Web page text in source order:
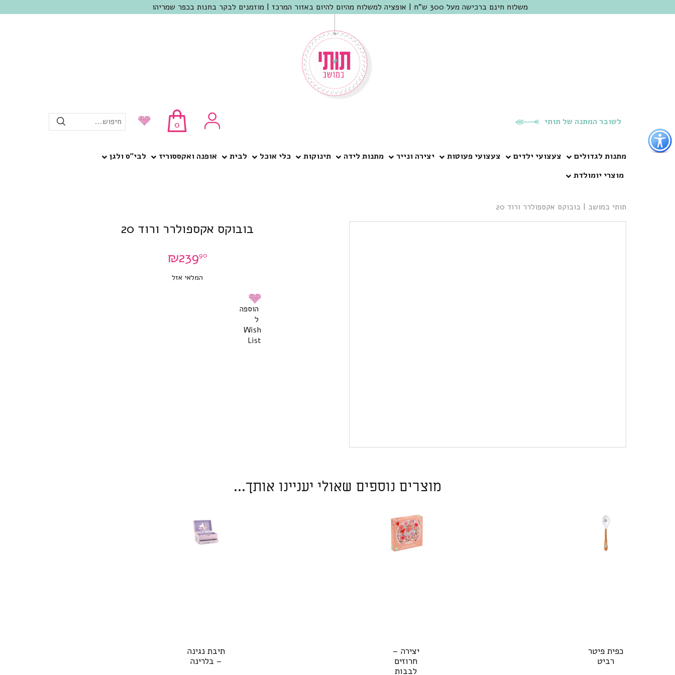
כפתור
לפתיחת
תפריט
נגישות
משלוח חינם ברכישה מעל 300 ש"ח | אופציה למשלוח מהיום להיום באזור המרכז | מוזמנים לבקר בחנות בכפר שמריהו
לשובר המתנה של תותי 0 חיפוש...
מתנות לגדולים צעצועי ילדים צעצועי פעוטות יצירה ונייר מתנות לידה תינוקות כלי אוכל לבית אופנה ואקססוריז
לבי”ס ולגן
מוצרי יומולדת
תותי במושב | בובוקס אקספולרר ורוד 20
בובוקס אקספולרר ורוד 20
₪23990
המלאי אזל
הוספה
ל
Wish
List
מוצרים נוספים שאולי יעניינו אותך...
כפית פיטר
רביט
יצירה –
חרוזים
לבבות
תיבת נגינה
– בלרינה